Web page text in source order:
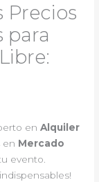
Precios
para
enAlquiler
en Mercado
evento.